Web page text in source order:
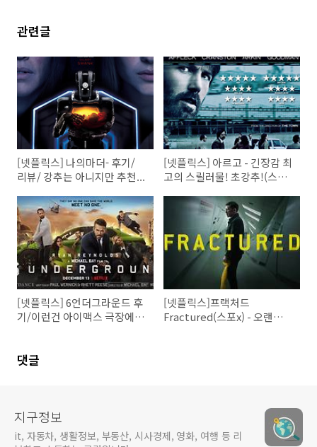
관련글
[넷플릭스] 나의마더- 후기/
리뷰/ 강추는 아니지만 추천...
[넷플릭스] 아르고 - 긴장감 최
고의 스릴러물! 초강추!(스포
[넷플릭스] 6언더그라운드 후
기/이런건 아이맥스 극장에서
[넷플릭스]프랙처드
Fractured(스포x) - 오랜만에
댓글
지구정보
it, 자동차, 생활정보, 부동산, 시사경제, 영화, 여행 등 리